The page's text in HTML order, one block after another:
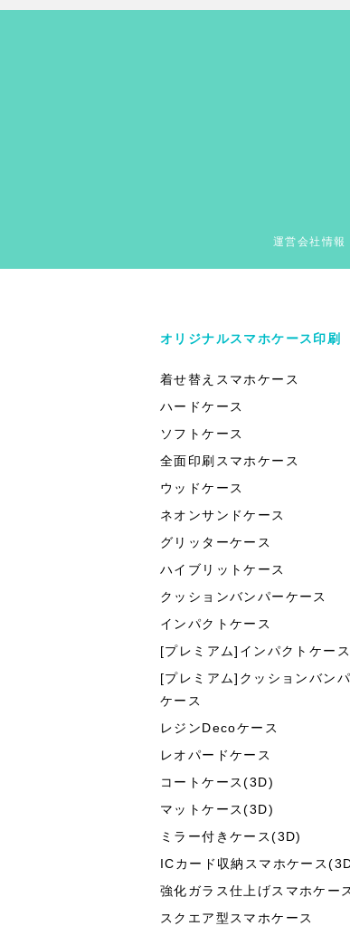
運営会社情報
オリジナルスマホケース印刷
着せ替えスマホケース
ハードケース
ソフトケース
全面印刷スマホケース
ウッドケース
ネオンサンドケース
グリッターケース
ハイブリットケース
クッションバンパーケース
インパクトケース
[プレミアム]インパクトケース
[プレミアム]クッションバン
ケース
レジンDecoケース
レオパードケース
コートケース(3D)
マットケース(3D)
ミラー付きケース(3D)
ICカード収納スマホケース
強化ガラス仕上げスマホケー
スクエア型スマホケース